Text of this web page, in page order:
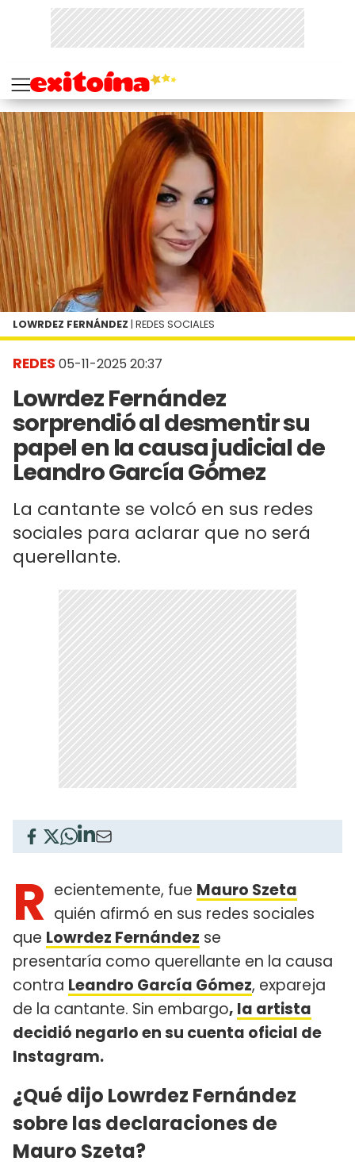
REDES 05-11-2025 20:37
Lowrdez Fernández
sorprendió al desmentir su
papel en la causa judicial de
Leandro García Gómez
La cantante se volcó en sus redes
sociales para aclarar que no será
querellante.
LOWRDEZ FERNÁNDEZ | REDES SOCIALES
R ecientemente, fue Mauro Szeta
quién afirmó en sus redes sociales
que Lowrdez Fernández se
presentaría como querellante en la causa
contra Leandro García Gómez, expareja
de la cantante. Sin embargo, la artista
decidió negarlo en su cuenta oficial de
Instagram.
¿Qué dijo Lowrdez Fernández
sobre las declaraciones de
Mauro Szeta?